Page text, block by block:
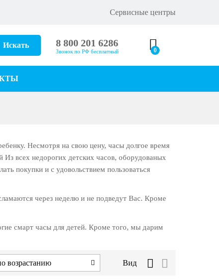
Сервисные центры
Искать 8 800 201 6286
Звонок по РФ бесплатный 0
Несмотря на свою цену, часы долгое время
всех недорогих детских часов, оборудованых
покупки и с удовольствием пользоваться
через неделю и не подведут Вас. Кроме
смарт часы для детей. Кроме того, мы дарим
Вид
возрастанию